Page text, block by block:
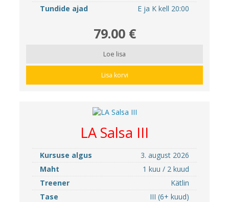
Tundide ajad
E ja K kell 20:00
79.00 €
Loe lisa
Lisa korvi
LA Salsa III
Kursuse algus
3. august 2026
Maht
1 kuu / 2 kuud
Treener
Kätlin
Tase
III (6+ kuud)